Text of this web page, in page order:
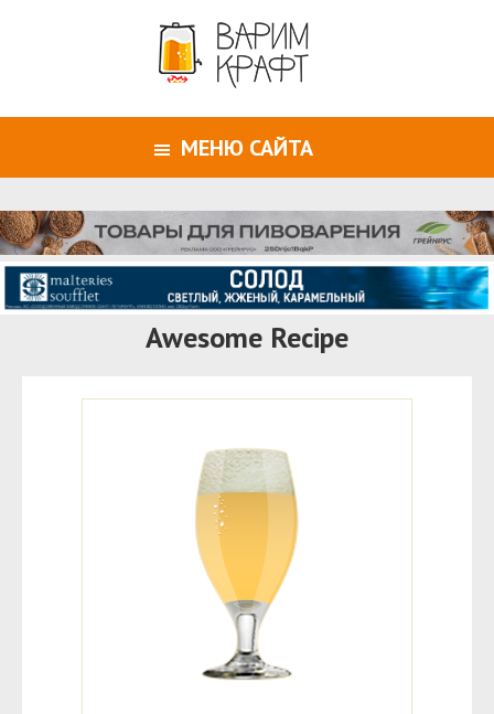
МЕНЮ САЙТА
Awesome Recipe